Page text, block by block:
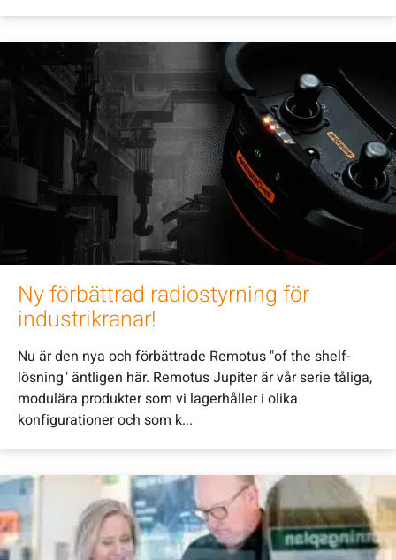
Ny förbättrad radiostyrning för
industrikranar!
Nu är den nya och förbättrade Remotus "of the shelf-
lösning" äntligen här. Remotus Jupiter är vår serie tåliga,
modulära produkter som vi lagerhåller i olika
konfigurationer och som k...